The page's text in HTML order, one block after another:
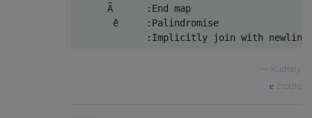
      Ã      :End map
       ê     :Palindromise
Kudłaty
źródło